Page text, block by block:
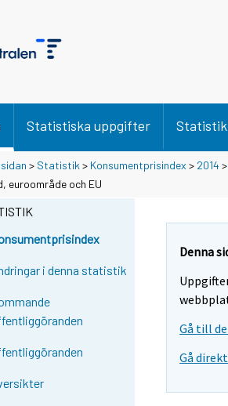
Statistiska uppgifter
> Statistik > Konsumentprisindex > 2014 >
euroområde och EU
i denna statistik
Denna
Gå till
Gå